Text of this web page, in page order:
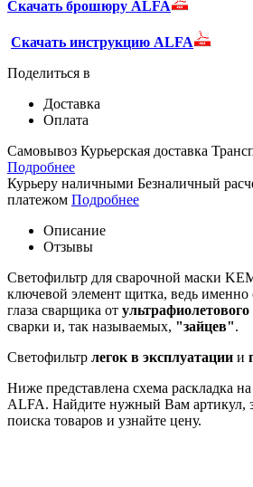
Скачать брошюру ALFA
Скачать инструкцию ALFA
Поделиться в
Доставка
Оплата
Самовывоз Курьерская доставка
Подробнее
Курьеру наличными Безналичный
платежом Подробнее
Описание
Отзывы
Светофильтр для сварочной маски
ключевой элемент щитка, ведь именно
глаза сварщика от ультрафиолетового
сварки и, так называемых, "зайцев".
Светофильтр легок в эксплуатации и
Ниже представлена схема раскладка
ALFA. Найдите нужный Вам артикул,
поиска товаров и узнайте цену.